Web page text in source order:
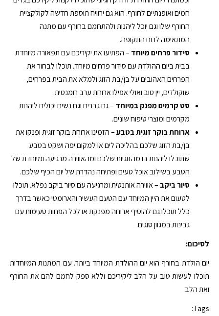
חמים ואופנתיים לחורף. הוא גם ירוויח תוספת חדשה לקולקציית
החורף שלו וגם יוכל ליהנות ולהתחמם בחורף עם מתנה
המתאימה לרוח התקופה.
סידור פרחים מיוחד – הפתיעו את יקיריכם עם תפאורה מיוחדת
בבית ביום ההולדת עם סידור פרחים מיוחד. תוכלו לבחור את
הפרחים האהובים על בן/בת הזוג ולמלא את הבית בפרחים,
שוקולדים, יין טוב ואולי אפילו ארוחת ערב רומנטית.
סט קרמים מפנק במיוחד – גם גברים וגם נשים יכולים ליהנות
מקרמים ומוצרי טיפוח שונים.
ארוחת בוקר זוגית בטבע– הזמינו ארוחת בוקר זוגית ופנקו את
בן/בת הזוג שלכם בהליכה לים או למקום יפה ושקט בטבע
שתוכלו ליהנות בו מהזוגיות שלכם ומהאווירה מרגיעה ומיוחדת של
הטבע בשילוב אוכל טעים ופתיחה נהדרת של יום הכיף שלכם.
סיור ביקב – אווירה אותנטית ומרגיעה עם סיור ביקב נפלא. תוכלו
לטעום את היין המיוחד עם הטעם העשיר והארומטי כאשר בדרך
כלל תוכלו גם להוסיף ארוחה מפנקת או לכל הפחות טעימות עם
גבינות במגוון סוגים.
לסיכום:
יום הולדת בחורף הוא יום ההולדת המיוחד ביותר. עם המתנות המיוחדות
תוכלו לעשות טוב על הלב ליקיריכם וללא ספק לחמם להם את החורף
ואת הלב.
Tags: